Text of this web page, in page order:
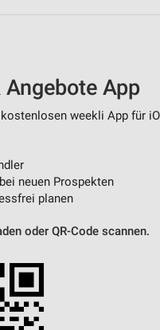
App
weekli App für
neuen Prospekten
planen
oder QR-Code scannen.